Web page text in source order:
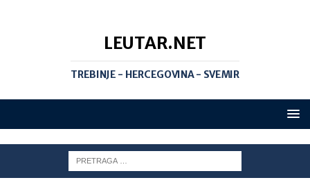
LEUTAR.NET
TREBINJE - HERCEGOVINA - SVEMIR